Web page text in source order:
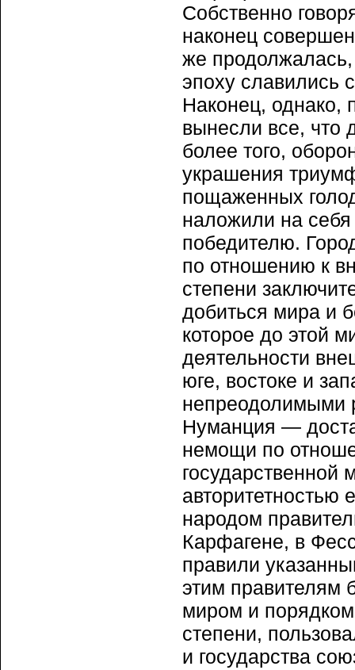
Собственно
наконец
же
эпоху славились
Наконец, однако,
вынесли все, что
более того,
украшения
пощаженных
наложили на себя
победителю.
по отношению к
степени
добиться мира и
которое до этой
деятельности
юге, востоке и
непреодолимыми
Нуманция —
немощи по
народом
Карфагене, в
правили
этим правителям
миром и
степени,
и государства